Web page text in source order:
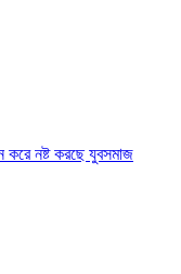
করে নষ্ট করছে যুবসমাজ